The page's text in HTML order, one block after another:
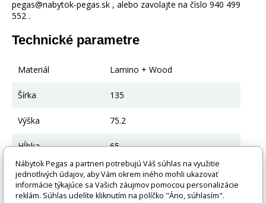
pegas@nabytok-pegas.sk , alebo zavolajte na číslo 940 499
552 .
Technické parametre
Materiál Lamino + Wood
Šírka 135
Výška 75.2
Hĺbka 65
Farba Artisan+White
Hlavná farba Artisan
Nábytok Pegas a partneri potrebujú Váš súhlas na využitie
jednotlivých údajov, aby Vám okrem iného mohli ukazovať
informácie týkajúce sa Vašich záujmov pomocou personalizácie
reklám. Súhlas udelíte kliknutím na políčko "Áno, súhlasím".